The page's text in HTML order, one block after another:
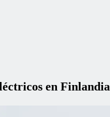
en Finlandia